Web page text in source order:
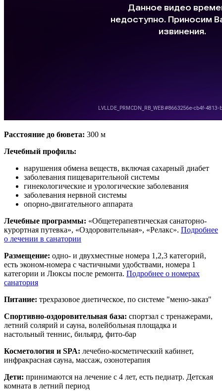
Расстояние до бювета: 300 м
Лечебный профиль:
нарушения обмена веществ, включая сахарный диабет
заболевания пищеварительной системы
гинекологические и урологические заболевания
заболевания нервной системы
опорно-двигательного аппарата
Лечебные программы: «Общетерапевтическая санаторно-
курортная путевка», «Оздоровительная», «Релакс». Подробнее
о лечении в санатории
Размещение: одно- и двухместные номера 1,2,3 категорий,
есть эконом-номера с частичными удобствами, номера 1
категории и Люксы после ремонта. Подробнее о номерах
санатория
Питание: трехразовое диетическое, по системе "меню-заказ"
Спортивно-оздоровительная база: спортзал с тренажерами,
летний солярий и сауна, волейбольная площадка и
настольный теннис, бильярд, фито-бар
Косметология и SPA: лечебно-косметический кабинет,
инфракрасная сауна, массаж, озонотерапия
Дети: принимаются на лечение с 4 лет, есть педиатр. Детская
комната в летний период